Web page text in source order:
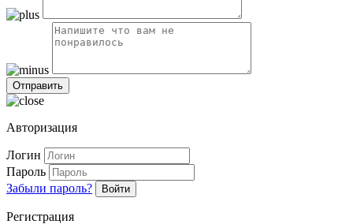
Авторизация
Логин
Пароль
Забыли пароль?
Войти
Регистрация